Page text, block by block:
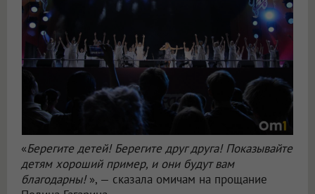
«Берегите детей! Берегите друг друга! Показывайте
детям хороший пример, и они будут вам
благодарны!», — сказала омичам на прощание